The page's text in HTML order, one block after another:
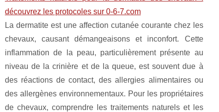
découvrez les protocoles sur 0-6-7.com
La dermatite est une affection cutanée courante chez les
chevaux, causant démangeaisons et inconfort. Cette
inflammation de la peau, particulièrement présente au
niveau de la crinière et de la queue, est souvent due à
des réactions de contact, des allergies alimentaires ou
des allergènes environnementaux. Pour les propriétaires
de chevaux, comprendre les traitements naturels et les